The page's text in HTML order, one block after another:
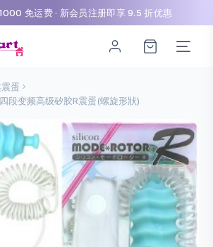
免运费 · 新会员注册即享 9.5 折优惠
蛋
段变频高级矽胶R震蛋(螺旋形狀)